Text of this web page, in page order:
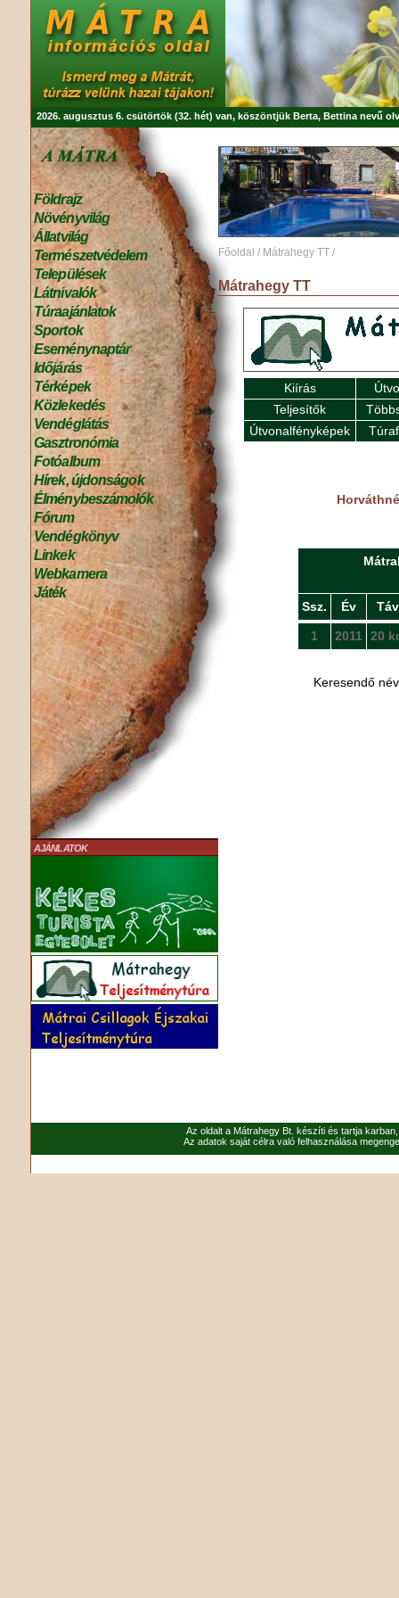
2026. augusztus 6. csütörtök (32. hét) van, köszöntjük Berta, Bettina nevű
Földrajz
Növényvilág
Állatvilág
Természetvédelem
Települések
Látnivalók
Túraajánlatok
Sportok
Eseménynaptár
Időjárás
Térképek
Közlekedés
Vendéglátás
Gasztronómia
Fotóalbum
Hírek, újdonságok
Élménybeszámolók
Fórum
Vendégkönyv
Linkek
Webkamera
Játék
AJÁNLATOK
Főoldal / Mátrahegy TT /
Mátrahegy TT
Kiírás
Teljesítők
Útvonalfényképek
Ssz. Év Táv
1 2011 20
Keresendő
Az oldalt a Mátrahegy Bt. készíti és tartja
Az adatok saját célra való felhasználása